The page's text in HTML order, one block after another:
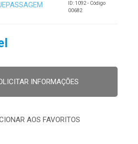
ID: 1092 - Código
00682
INFORMAÇÕES